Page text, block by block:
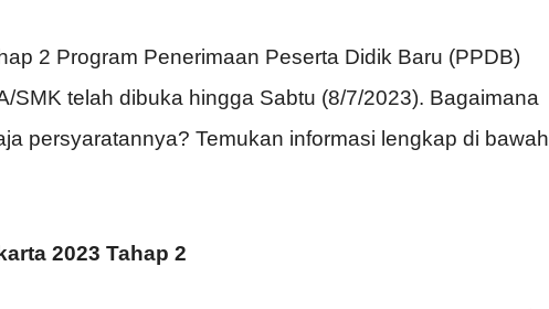
2 Program Penerimaan Peserta Didik Baru (PPDB)
SMK telah dibuka hingga Sabtu (8/7/2023). Bagaimana
persyaratannya? Temukan informasi lengkap di bawah
2023 Tahap 2